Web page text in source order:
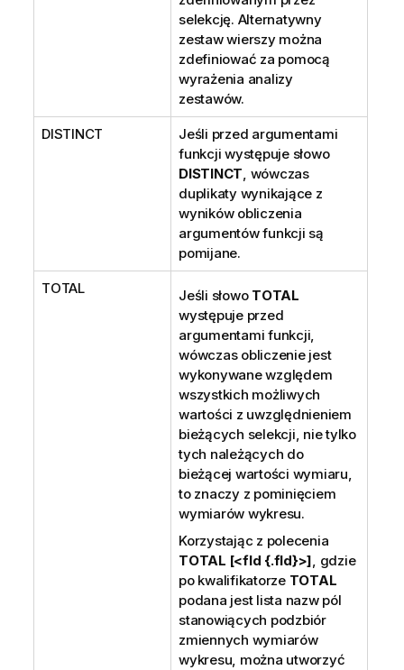
selekcję. Alternatywny
zestaw wierszy można
zdefiniować za pomocą
wyrażenia analizy
zestawów.
DISTINCT
Jeśli przed argumentami
funkcji występuje słowo
DISTINCT, wówczas
duplikaty wynikające z
wyników obliczenia
argumentów funkcji są
pomijane.
TOTAL Jeśli słowo TOTAL
występuje przed
argumentami funkcji,
wówczas obliczenie jest
wykonywane względem
wszystkich możliwych
wartości z uwzględnieniem
bieżących selekcji, nie tylko
tych należących do
bieżącej wartości wymiaru,
to znaczy z pominięciem
wymiarów wykresu.
Korzystając z polecenia
TOTAL [<fld {.fld}>], gdzie
po kwalifikatorze TOTAL
podana jest lista nazw pól
stanowiących podzbiór
zmiennych wymiarów
wykresu, można utworzyć